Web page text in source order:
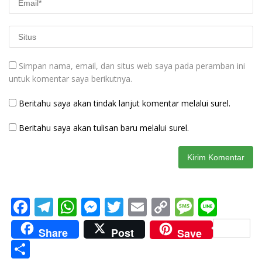
Simpan nama, email, dan situs web saya pada peramban ini
untuk komentar saya berikutnya.
Beritahu saya akan tindak lanjut komentar melalui surel.
Beritahu saya akan tulisan baru melalui surel.
F
ac
e
T
el
e
W
h
at
M
e
ss
T
w
itt
E
m
ai
C
o
p
M
e
ss
n
e
Share Post Save